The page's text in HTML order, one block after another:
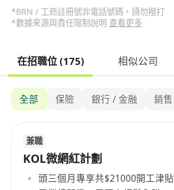
*BRN / 工商註冊號非電話號碼，請勿撥打
*數據來源與責任限制說明 查看更多
在招職位 (175) 相似公司
全部 保險 銀行 / 金融 銷售
兼職
KOL微網紅計劃
頭三個月專享共$21000開工津貼